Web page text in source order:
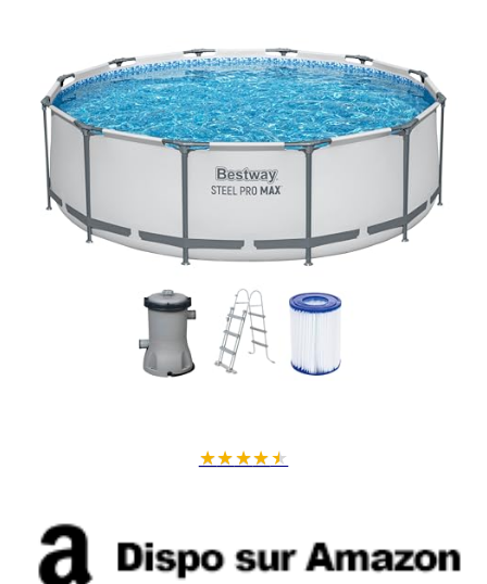
Dimensions optimales(457 x 457 x 107 cm) pour s'intégrer
facilement dans votre jardin.
Pourquoi choisir cette piscinette Easy Set ?
Son design pratique et ses accessoires complets rendent cette
piscinette parfaite pour toute la famille. Son installation rapide
vous permet de profiter rapidement des plaisirs de l'eau, tout
en garantissant sécurité et confort.
★★★★★